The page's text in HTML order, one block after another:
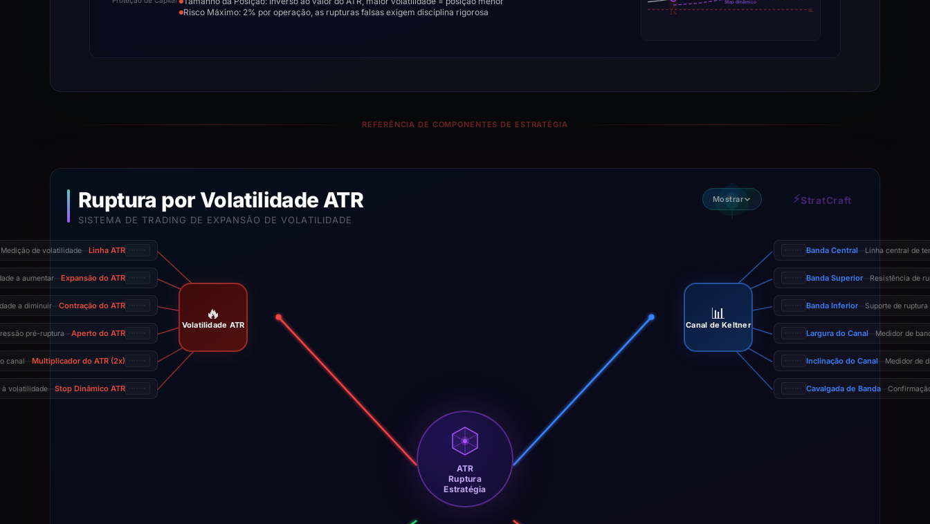
Risco Máximo: 2% por operação, as rupturas falsas exigem disciplina rigorosa
SL
Stop dinâmico
2%
REFERÊNCIA DE COMPONENTES DE ESTRATÉGIA
Ruptura por Volatilidade ATR
SISTEMA DE TRADING DE EXPANSÃO DE VOLATILIDADE
ATR
Ruptura
Estratégia
⚡StratCraft
Mostrar
🔥
Volatilidade ATR
Linha ATR
Medição de volatilidade
Expansão do ATR
a aumentar
Contração do ATR
a diminuir
Aperto do ATR
pré-ruptura
Multiplicador do ATR (2x)
canal
Stop Dinâmico ATR
à volatilidade
📊
Canal de Keltner
Banda Central Linha central de
Banda Superior— Resistência de
Banda Inferior— Suporte de ruptura
Largura do Canal Medidor de
Inclinação do Canal Medidor de
Cavalgada de Banda